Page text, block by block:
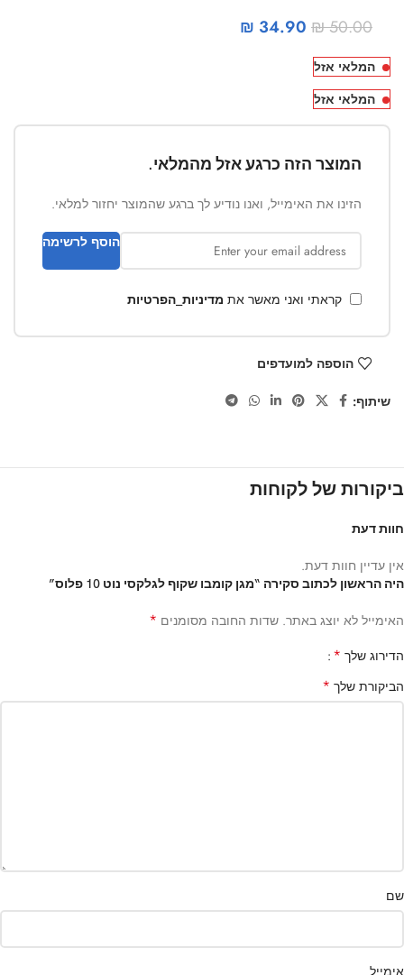
₪50.00
₪ 34.90
המלאי אזל
המלאי אזל
המוצר הזה כרגע אזל מהמלאי.
הזינו את האימייל, ואנו נודיע לך ברגע שהמוצר יחזור למלאי.
הוסף לרשימה
קראתי ואני מאשר את מדיניות_הפרטיות
הוספה למועדפים
שיתוף:
ביקורות של לקוחות
חוות דעת
אין עדיין חוות דעת.
היה הראשון לכתוב סקירה “מגן קומבו שקוף לגלקסי נוט 10 פלוס”
האימייל לא יוצג באתר. שדות החובה מסומנים *
הדירוג שלך *
הביקורת שלך *
שם